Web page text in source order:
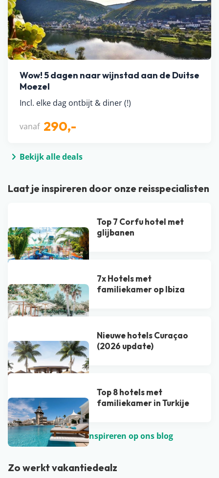
Wow! 5 dagen naar wijnstad aan de Duitse
Moezel
Incl. elke dag ontbijt & diner (!)
vanaf 290,-
Bekijk alle deals
Laat je inspireren door onze reisspecialisten
Top 7 Corfu hotel met
glijbanen
7x Hotels met
familiekamer op Ibiza
Nieuwe hotels Curaçao
(2026 update)
Top 8 hotels met
familiekamer in Turkije
Laat je nog meer inspireren op ons blog
Zo werkt vakantiedealz